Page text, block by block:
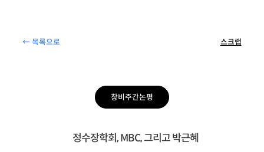
← 목록으로 스크랩
창비주간논평
정수장학회, MBC, 그리고 박근혜